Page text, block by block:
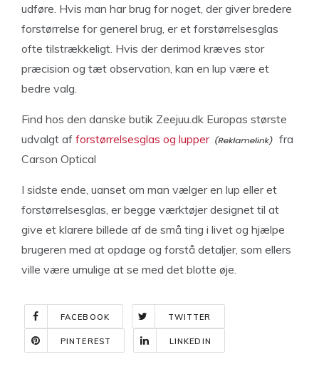
udføre. Hvis man har brug for noget, der giver bredere
forstørrelse for generel brug, er et forstørrelsesglas
ofte tilstrækkeligt. Hvis der derimod kræves stor
præcision og tæt observation, kan en lup være et
bedre valg.
Find hos den danske butik Zeejuu.dk Europas største
udvalgt af forstørrelsesglas og lupper
fra
Carson Optical
I sidste ende, uanset om man vælger en lup eller et
forstørrelsesglas, er begge værktøjer designet til at
give et klarere billede af de små ting i livet og hjælpe
brugeren med at opdage og forstå detaljer, som ellers
ville være umulige at se med det blotte øje.
FACEBOOK TWITTER
PINTEREST LINKEDIN